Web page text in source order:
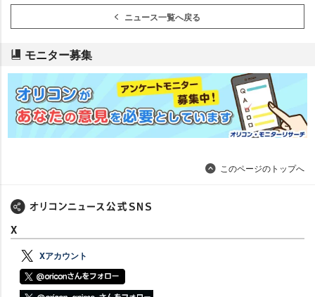
ニュース一覧へ戻る
モニター募集
このページのトップへ
X
Xアカウント